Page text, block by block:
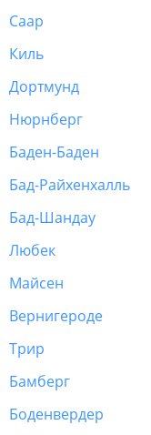
Саар
Киль
Дортмунд
Нюрнберг
Баден-Баден
Бад-Райхенхалль
Бад-Шандау
Любек
Майсен
Вернигероде
Трир
Бамберг
Боденвердер